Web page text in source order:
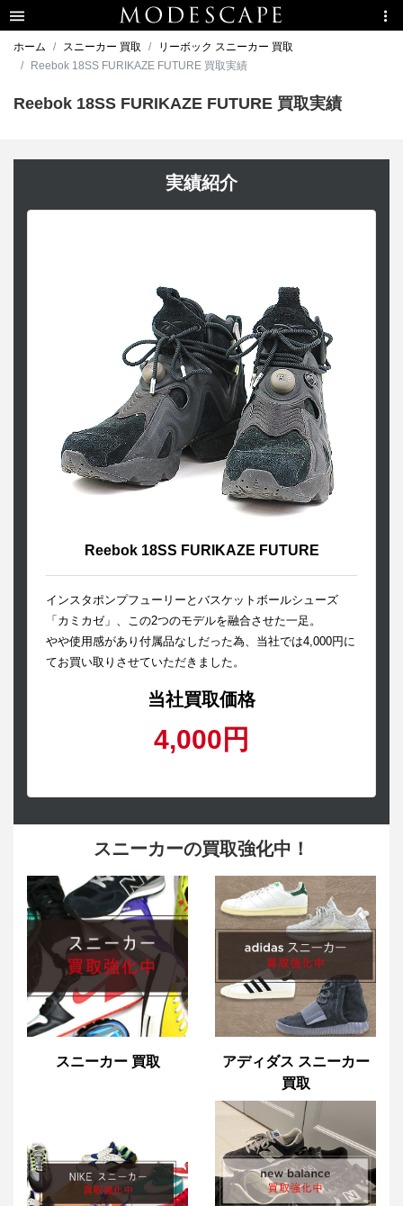
ホーム スニーカー 買取
リーボック スニーカー 買取
Reebok 18SS FURIKAZE FUTURE 買取実績
Reebok 18SS FURIKAZE FUTURE 買取実績
実績紹介
Reebok 18SS FURIKAZE FUTURE
インスタポンプフューリーとバスケットボールシューズ
「カミカゼ」、この2つのモデルを融合させた一足。
やや使用感があり付属品なしだった為、当社では4,000円に
てお買い取りさせていただきました。
当社買取価格
4,000円
スニーカーの買取強化中！
スニーカー 買取
アディダス スニーカー
買取